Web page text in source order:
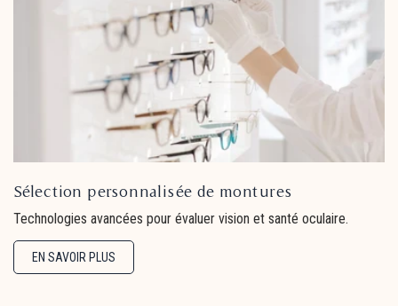
Sélection personnalisée de montures
Technologies avancées pour évaluer vision et santé oculaire.
EN SAVOIR PLUS